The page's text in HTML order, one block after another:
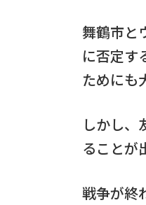
舞鶴市と
に否定す
ためにも
しかし、
ることが
戦争が終